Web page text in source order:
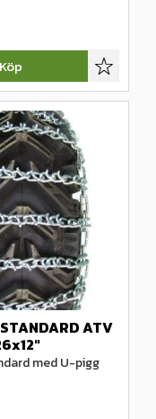
Lägg till
Köp
ATV
med U-pigg